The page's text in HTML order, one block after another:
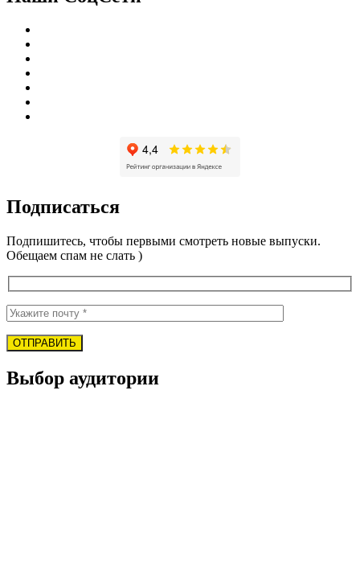
Подписаться
Подпишитесь, чтобы первыми смотреть новые выпуски.
Обещаем спам не слать )
Выбор аудитории